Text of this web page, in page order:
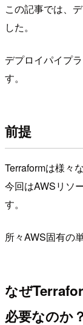
この記事では、
した。
デプロイパイプ
す。
前提
Terraformは様々
今回はAWSリソ
す。
所々AWS固有の
なぜ
必要なのか？